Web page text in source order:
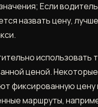
Если водитель
назвать цену,
использовать
ценой.
фиксированную цену
маршруты,